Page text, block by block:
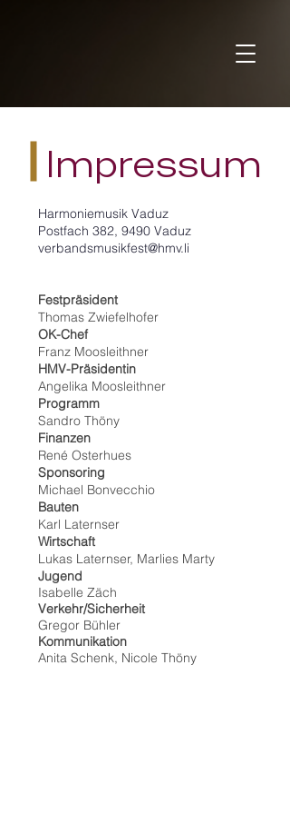
Impressum
Harmoniemusik Vaduz
Postfach 382, 9490 Vaduz
verbandsmusikfest@hmv.li
Festpräsident
Thomas Zwiefelhofer
OK-Chef
Franz Moosleithner
HMV-Präsidentin
Angelika Moosleithner
Programm
Sandro Thöny
Finanzen
René Osterhues
Sponsoring
Michael Bonvecchio
Bauten
Karl Laternser
Wirtschaft
Lukas Laternser, Marlies Marty
Jugend
Isabelle Zäch
Verkehr/Sicherheit
Gregor Bühler
Kommunikation
Anita Schenk, Nicole Thöny